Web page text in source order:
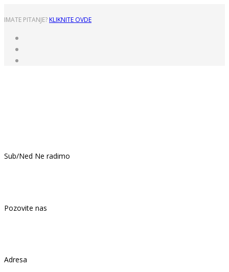
IMATE PITANJE? KLIKNITE OVDE
Sub/Ned Ne radimo
Pozovite nas
Adresa